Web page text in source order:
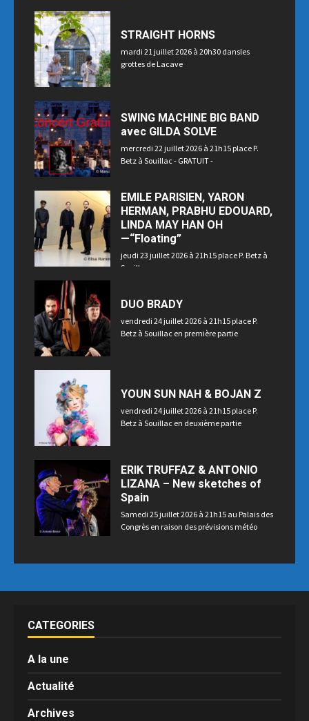
STRAIGHT HORNS
mardi 21 juillet 2026 à 20h30 dansles
grottes de Lacave
SWING MACHINE BIG BAND
avec GILDA SOLVE
mercredi 22 juillet 2026 à 21h15 place P.
Betz à Souillac - GRATUIT -
EMILE PARISIEN, YARON
HERMAN, PRABHU EDOUARD,
LINDA MAY HAN OH
—“Floating”
jeudi 23 juillet 2026 à 21h15 place P. Betz à
Souillac
DUO BRADY
vendredi 24 juillet 2026 à 21h15 place P.
Betz à Souillac en première partie
YOUN SUN NAH & BOJAN Z
vendredi 24 juillet 2026 à 21h15 place P.
Betz à Souillac en deuxième partie
ERIK TRUFFAZ & ANTONIO
LIZANA – New sketches of
Spain
Samedi 25 juillet 2026 à 21h15 au Palais des
Congrès en raison des prévisions météo
CATEGORIES
A la une
Actualité
Archives